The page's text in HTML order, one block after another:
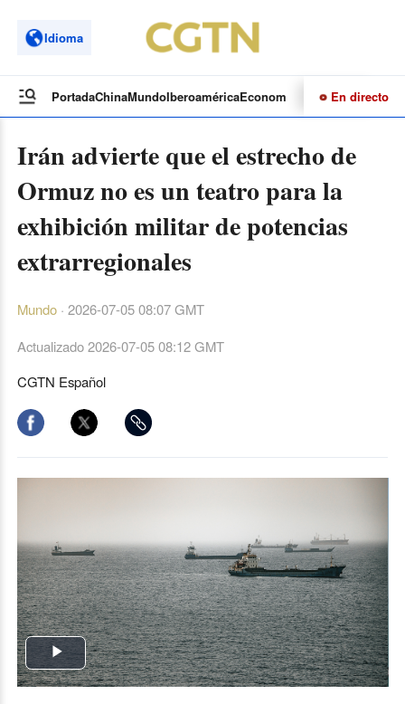
Idioma
PortadaChinaMundoIberoaméricaEconomía CulturaDeportes
En directo
Irán advierte que el estrecho de
Ormuz no es un teatro para la
exhibición militar de potencias
extrarregionales
Mundo· 2026-07-05 08:07 GMT
Actualizado2026-07-05 08:12 GMT
CGTN Español
Play